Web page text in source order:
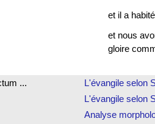
et il a
et nous
gloire
... L'évangile selon
L'évangile selon
Analyse